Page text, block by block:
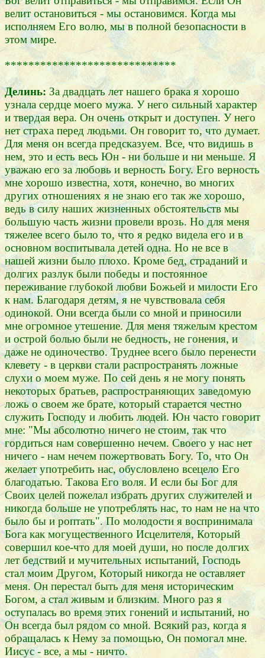
велит остановиться - мы остановимся. Когда мы
исполняем Его волю, мы в полной безопасности в
этом мире.
*****************************
Делинь:За двадцать лет нашего брака я хорошо
узнала сердце моего мужа. У него сильный характер
и твердая вера. Он очень открыт и доступен. У него
нет страха перед людьми. Он говорит то, что думает.
Для меня он всегда предсказуем. Все, что видишь в
нем, это и есть весь Юн - ни больше и ни меньше. Я
уважаю его за любовь и верность Богу. Его верность
мне хорошо известна, хотя, конечно, во многих
других отношениях я не знаю его так же хорошо,
ведь в силу наших жизненных обстоятельств мы
большую часть жизни провели врозь. Но для меня
тяжелее всего было то, что я редко видела его и в
основном воспитывала детей одна. Но не все в
нашей жизни было плохо. Кроме бед, страданий и
долгих разлук были победы и постоянное
переживание глубокой любви Божьей и милости Его
к нам. Благодаря детям, я не чувствовала себя
одинокой. Они всегда были со мной и приносили
мне огромное утешение. Для меня тяжелым крестом
и острой болью были не бедность, не гонения, и
даже не одиночество. Труднее всего было перенести
клевету - в церкви стали распространять ложные
слухи о моем муже. По сей день я не могу понять
некоторых братьев, распространяющих заведомую
ложь о своем же брате, который старается честно
служить Господу и любить людей. Юн часто говорит
мне: "Мы абсолютно ничего не стоим, так что
гордиться нам совершенно нечем. Своего у нас нет
ничего - нам нечем пожертвовать Богу. То, что Он
желает употребить нас, обусловлено всецело Его
благодатью. Такова Его воля. И если бы Бог для
Своих целей пожелал избрать других служителей и
никогда больше не употреблять нас, то нам не на что
было бы и роптать". По молодости я воспринимала
Бога как могущественного Исцелителя, Который
совершил кое-что для моей души, но после долгих
лет бедствий и мучительных испытаний, Господь
стал моим Другом, Который никогда не оставляет
меня. Он перестал быть для меня историческим
Богом, а стал живым и близким. Много раз я
оступалась во время этих гонений и испытаний, но
Он всегда был рядом со мной. Всякий раз, когда я
обращалась к Нему за помощью, Он помогал мне.
Иисус - все, а мы - ничто.